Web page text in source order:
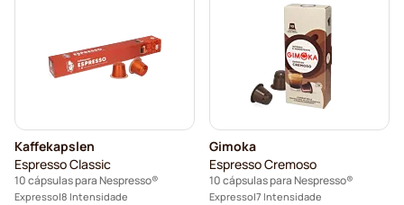
Kaffekapslen
Espresso Classic
10 cápsulas para Nespresso®
Expresso 8 Intensidade
Gimoka
Espresso Cremoso
10 cápsulas para Nespresso®
Expresso 7 Intensidade